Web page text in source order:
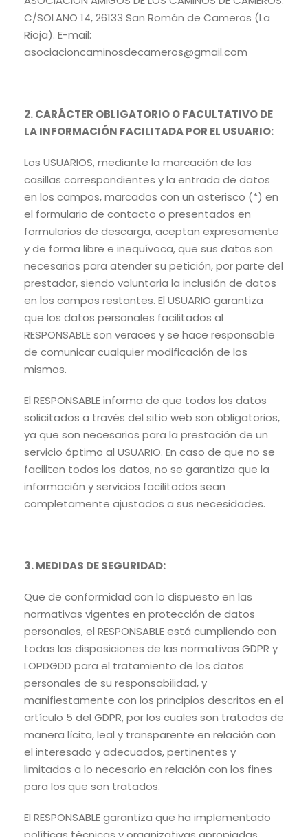
C/SOLANO 14, 26133 San Román de Cameros (La
Rioja). E-mail:
asociacioncaminosdecameros@gmail.com
2. CARÁCTER OBLIGATORIO O FACULTATIVO DE
LA INFORMACIÓN FACILITADA POR EL USUARIO:
Los USUARIOS, mediante la marcación de las
casillas correspondientes y la entrada de datos
en los campos, marcados con un asterisco (*) en
el formulario de contacto o presentados en
formularios de descarga, aceptan expresamente
y de forma libre e inequívoca, que sus datos son
necesarios para atender su petición, por parte del
prestador, siendo voluntaria la inclusión de datos
en los campos restantes. El USUARIO garantiza
que los datos personales facilitados al
RESPONSABLE son veraces y se hace responsable
de comunicar cualquier modificación de los
mismos.
El RESPONSABLE informa de que todos los datos
solicitados a través del sitio web son obligatorios,
ya que son necesarios para la prestación de un
servicio óptimo al USUARIO. En caso de que no se
faciliten todos los datos, no se garantiza que la
información y servicios facilitados sean
completamente ajustados a sus necesidades.
3. MEDIDAS DE SEGURIDAD:
Que de conformidad con lo dispuesto en las
normativas vigentes en protección de datos
personales, el RESPONSABLE está cumpliendo con
todas las disposiciones de las normativas GDPR y
LOPDGDD para el tratamiento de los datos
personales de su responsabilidad, y
manifiestamente con los principios descritos en el
artículo 5 del GDPR, por los cuales son tratados de
manera lícita, leal y transparente en relación con
el interesado y adecuados, pertinentes y
limitados a lo necesario en relación con los fines
para los que son tratados.
El RESPONSABLE garantiza que ha implementado